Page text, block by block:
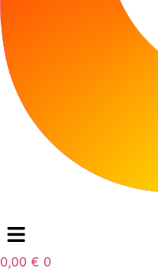
0,00 € 0